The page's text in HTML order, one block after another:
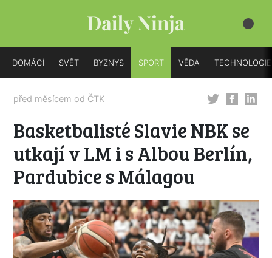
DOMÁCÍ SVĚT BYZNYS SPORT VĚDA TECHNOLOGIE
před měsícem od ČTK
Basketbalisté Slavie NBK se
utkají v LM i s Albou Berlín,
Pardubice s Málagou